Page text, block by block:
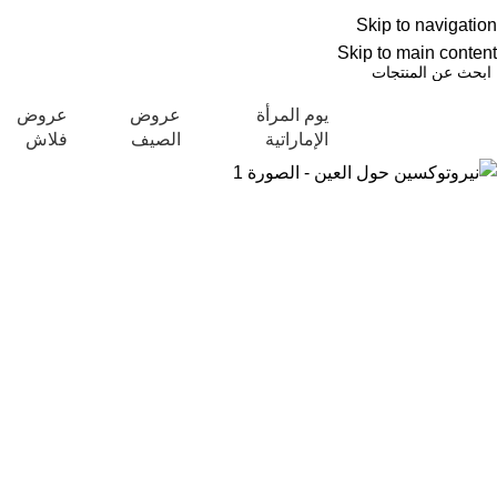
Skip to navigation
Skip to main content
العربيةNEW OFFERS ARE COMING EVERY DAY, BUY MORE GET MORE.....
يوم المرأة
الإماراتية
عروض
الصيف
عروض
فلاش